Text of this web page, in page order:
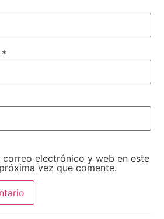
*
correo electrónico y web en este
vez que comente.